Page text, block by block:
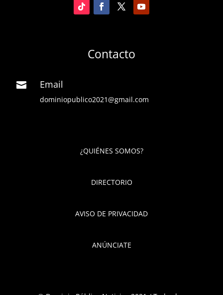
Contacto
 Email
dominiopublico2021@gmail.com
¿QUIÉNES SOMOS?
DIRECTORIO
AVISO DE PRIVACIDAD
ANÚNCIATE